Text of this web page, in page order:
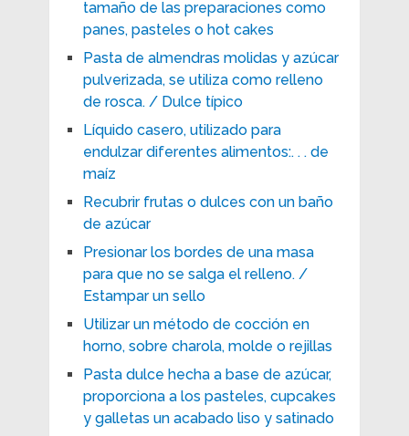
tamaño de las preparaciones como
panes, pasteles o hot cakes
Pasta de almendras molidas y azúcar
pulverizada, se utiliza como relleno
de rosca. / Dulce típico
Líquido casero, utilizado para
endulzar diferentes alimentos:. . . de
maíz
Recubrir frutas o dulces con un baño
de azúcar
Presionar los bordes de una masa
para que no se salga el relleno. /
Estampar un sello
Utilizar un método de cocción en
horno, sobre charola, molde o rejillas
Pasta dulce hecha a base de azúcar,
proporciona a los pasteles, cupcakes
y galletas un acabado liso y satinado